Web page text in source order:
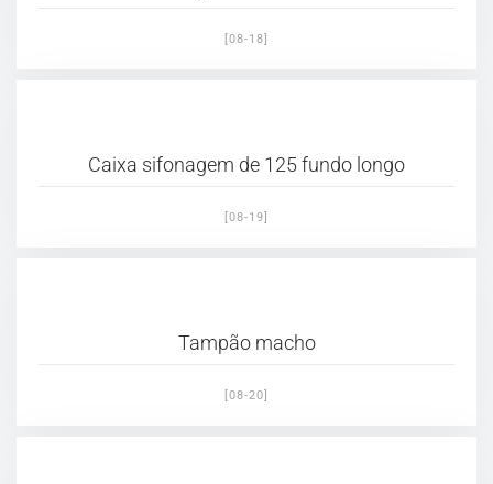
[08-18]
Caixa sifonagem de 125 fundo longo
[08-19]
Tampão macho
[08-20]